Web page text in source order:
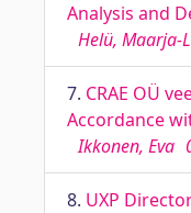
Analysis and
Helü, Maarja-
7. CRAE OÜ
Accordance
Ikkonen, Eva
8. UXP